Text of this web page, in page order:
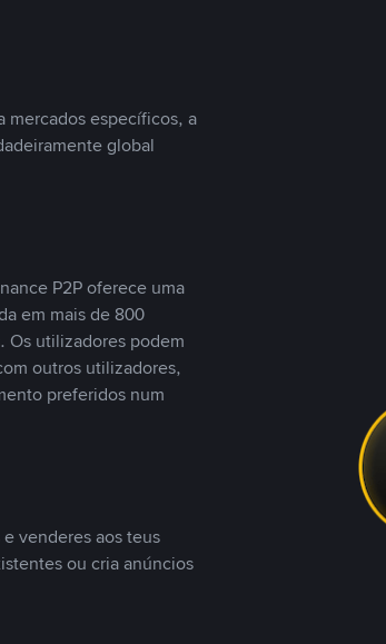
mercados específicos, a
global
P2P oferece uma
em mais de 800
Os utilizadores podem
outros utilizadores,
preferidos num
venderes aos teus
ou cria anúncios